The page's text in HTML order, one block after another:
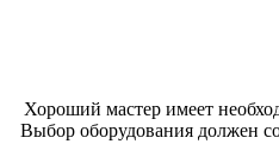
Хороший мастер имеет
Выбор оборудования должен